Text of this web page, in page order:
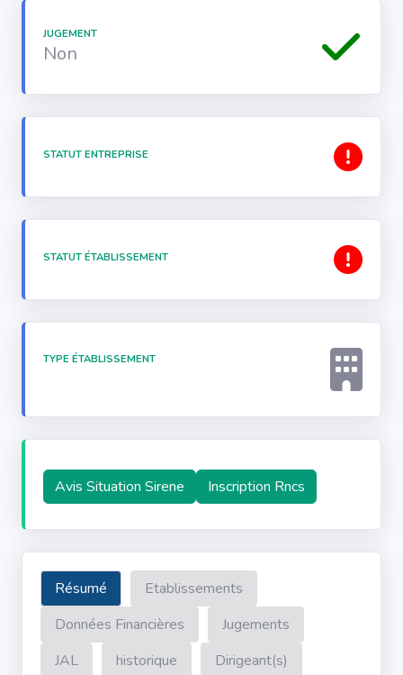
JUGEMENT
Non
STATUT ENTREPRISE
STATUT ÉTABLISSEMENT
TYPE ÉTABLISSEMENT
Avis Situation Sirene Inscription Rncs
Résumé
Etablissements
Données Financières
Jugements
JAL
historique
Dirigeant(s)